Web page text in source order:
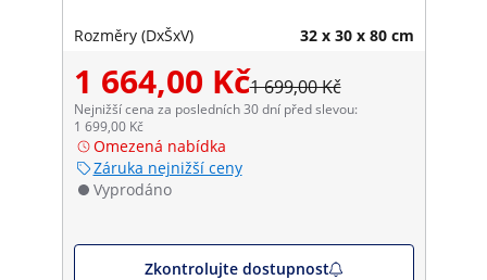
Rozměry (DxŠxV) 32 x 30 x 80 cm
1 664,00 Kč1 699,00 Kč
Nejnižší cena za posledních 30 dní před slevou:
1 699,00 Kč
Omezená nabídka
Záruka nejnižší ceny
Vyprodáno
Zkontrolujte dostupnost